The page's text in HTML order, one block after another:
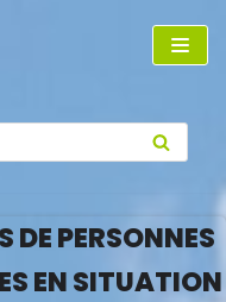
PERSONNES
EN SITUATION